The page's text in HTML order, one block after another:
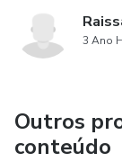
3 Ano
Outros
conteúdo